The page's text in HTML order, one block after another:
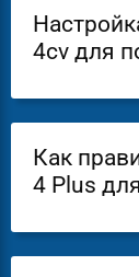
4cv для
Как
4 Plus